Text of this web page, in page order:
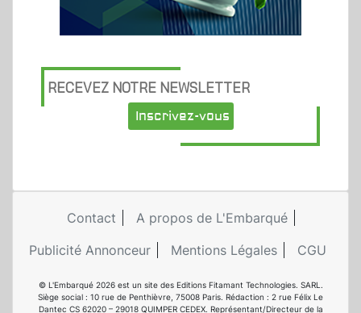
RECEVEZ NOTRE NEWSLETTER
Inscrivez-vous
Contact
A propos de L'Embarqué
Publicité Annonceur
Mentions Légales CGU
© L'Embarqué 2026 est un site des Editions Fitamant Technologies. SARL.
Siège social : 10 rue de Penthièvre, 75008 Paris. Rédaction : 2 rue Félix Le
Dantec CS 62020 – 29018 QUIMPER CEDEX. Représentant/Directeur de la